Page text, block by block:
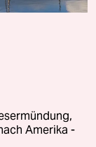
Amerika -